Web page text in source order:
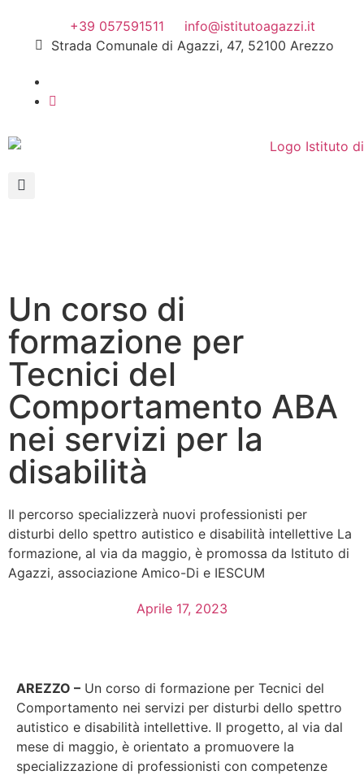
+39 057591511
info@istitutoagazzi.it
Strada Comunale di Agazzi, 47, 52100 Arezzo
Un corso di
formazione per
Tecnici del
Comportamento ABA
nei servizi per la
disabilità
Il percorso specializzerà nuovi professionisti per
disturbi dello spettro autistico e disabilità intellettive La
formazione, al via da maggio, è promossa da Istituto di
Agazzi, associazione Amico-Di e IESCUM
Aprile 17, 2023
AREZZO – Un corso di formazione per Tecnici del
Comportamento nei servizi per disturbi dello spettro
autistico e disabilità intellettive. Il progetto, al via dal
mese di maggio, è orientato a promuovere la
specializzazione di professionisti con competenze